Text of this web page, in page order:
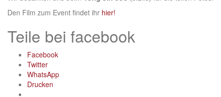
Den Film zum Event findet ihr hier!
Teile bei facebook
Facebook
Twitter
WhatsApp
Drucken